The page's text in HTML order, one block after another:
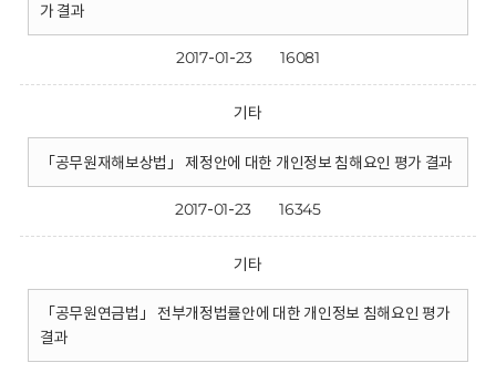
가 결과
2017-01-23 16081
기타
「공무원재해보상법」 제정안에 대한 개인정보 침해요인 평가 결과
2017-01-23 16345
기타
「공무원연금법」 전부개정법률안에 대한 개인정보 침해요인 평가
결과